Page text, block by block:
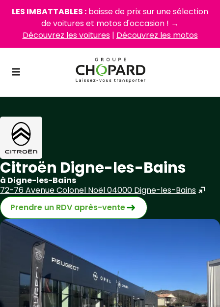
LES IMBATTABLES : baisse de prix sur une sélection
de voitures et motos d'occasion ! →
Découvrez les voitures| Découvrez les motos
Citroën Digne-les-Bains
à Digne-les-Bains
72-76 Avenue Colonel Noël 04000 Digne-les-Bains
Prendre un RDV après-vente